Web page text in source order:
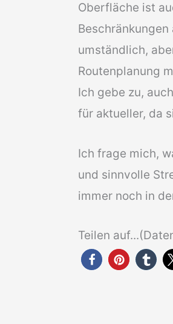
Oberfläche ist
umständlich,
Routenplanung
Ich gebe zu,
für aktueller, da
Ich frage mich,
und sinnvolle
immer noch in
Teilen